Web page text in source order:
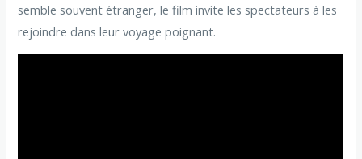
semble souvent étranger, le film invite les spectateurs à les
rejoindre dans leur voyage poignant.